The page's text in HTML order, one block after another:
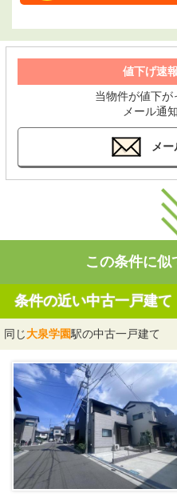
値下げ速
当物件が値下
メール通
メ
この条件に似
条件の近い中古一戸建て
同じ大泉学園駅の中古一戸建て